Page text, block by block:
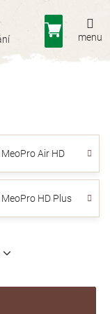
Nákupní
košík
MeoPro Air HD
MeoPro HD Plus